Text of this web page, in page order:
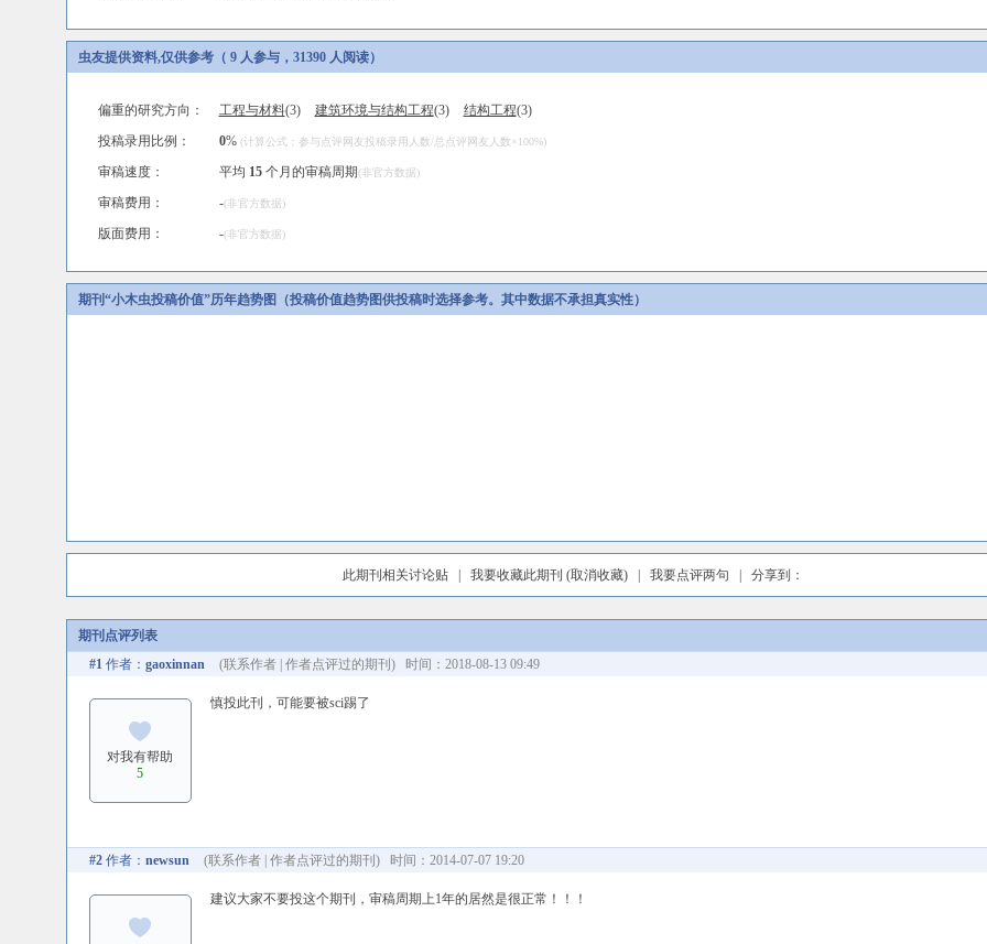
虫友提供资料,仅供参考（ 9 人参与，31390 人阅读）
偏重的研究方向： 工程与材料(3) 建筑环境与结构工程(3) 结构工程(3)
投稿录用比例：
0% (计算公式：参与点评网友投稿录用人数/总点评网友人数×100%)
审稿速度： 平均 15个月的审稿周期(非官方数据)
审稿费用： -(非官方数据)
版面费用： -(非官方数据)
期刊“小木虫投稿价值”历年趋势图（投稿价值趋势图供投稿时选择参考。其中数据不承担真实性）
此期刊相关讨论贴| 我要收藏此期刊 (取消收藏)| 我要点评两句 | 分享到：
期刊点评列表
#1作者： gaoxinnan (联系作者| 作者点评过的期刊 ) 时间：2018-08-13 09:49
对我有帮助
5
慎投此刊，可能要被sci踢了
#2作者： newsun (联系作者| 作者点评过的期刊 ) 时间：2014-07-07 19:20
建议大家不要投这个期刊，审稿周期上1年的居然是很正常！！！